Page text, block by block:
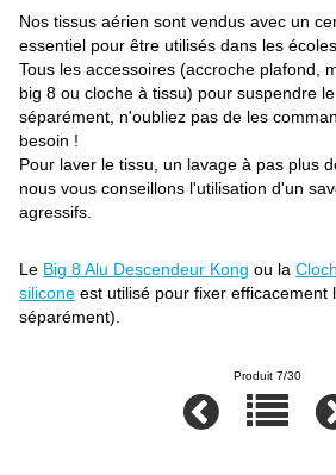
Nos tissus aérien sont vendus avec un
essentiel pour être utilisés dans les
Tous les accessoires (accroche plafond,
big 8 ou cloche à tissu) pour suspendre
séparément, n'oubliez pas de les
besoin !
Pour laver le tissu, un lavage à pas plus
nous vous conseillons l'utilisation d'un
agressifs.
Le Big 8 Alu Descendeur Kong ou la
silicone est utilisé pour fixer efficacement
séparément).
Produit 7/30